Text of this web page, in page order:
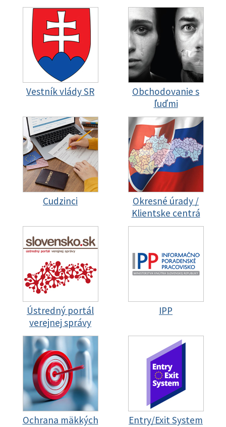
Vestník vlády SR
Obchodovanie s
ľuďmi
Cudzinci
Okresné úrady /
Klientske centrá
Ústredný portál
verejnej správy
IPP
Ochrana mäkkých
Entry/Exit System